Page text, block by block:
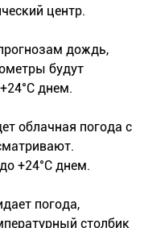
центр.
дождь,
будут
днем.
облачная погода с
+24°С днем.
погода,
столбик